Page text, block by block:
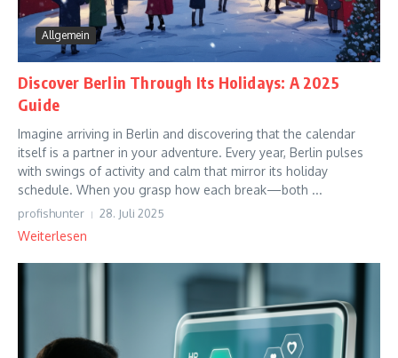
Allgemein
Discover Berlin Through Its Holidays: A 2025
Guide
Imagine arriving in Berlin and discovering that the calendar
itself is a partner in your adventure. Every year, Berlin pulses
with swings of activity and calm that mirror its holiday
schedule. When you grasp how each break—both ...
profishunter 28. Juli 2025
Weiterlesen